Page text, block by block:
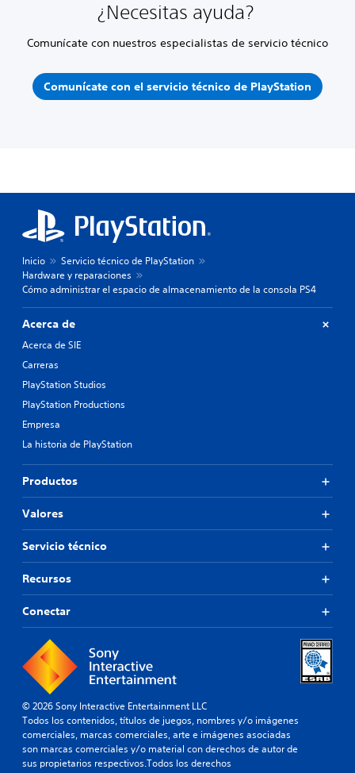
¿Necesitas ayuda?
Comunícate con nuestros especialistas de servicio técnico
Comunícate con el servicio técnico de PlayStation
Inicio
Servicio técnico de PlayStation
Hardware y reparaciones
Cómo administrar el espacio de almacenamiento de la consola PS4
Acerca de
Acerca de SIE
Carreras
PlayStation Studios
PlayStation Productions
Empresa
La historia de PlayStation
Productos
Valores
Servicio técnico
Recursos
Conectar
© 2026 Sony Interactive Entertainment LLC
Todos los contenidos, títulos de juegos, nombres y/o imágenes
comerciales, marcas comerciales, arte e imágenes asociadas
son marcas comerciales y/o material con derechos de autor de
sus propietarios respectivos.Todos los derechos